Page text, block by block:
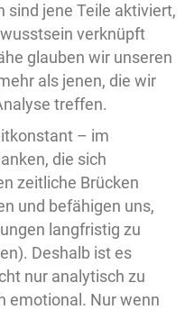
sind jene Teile aktiviert,
verknüpft
glauben wir unseren
als jenen, die wir
treffen.
– im
die sich
zeitliche Brücken
und befähigen uns,
langfristig zu
Deshalb ist es
nur analytisch zu
emotional. Nur wenn